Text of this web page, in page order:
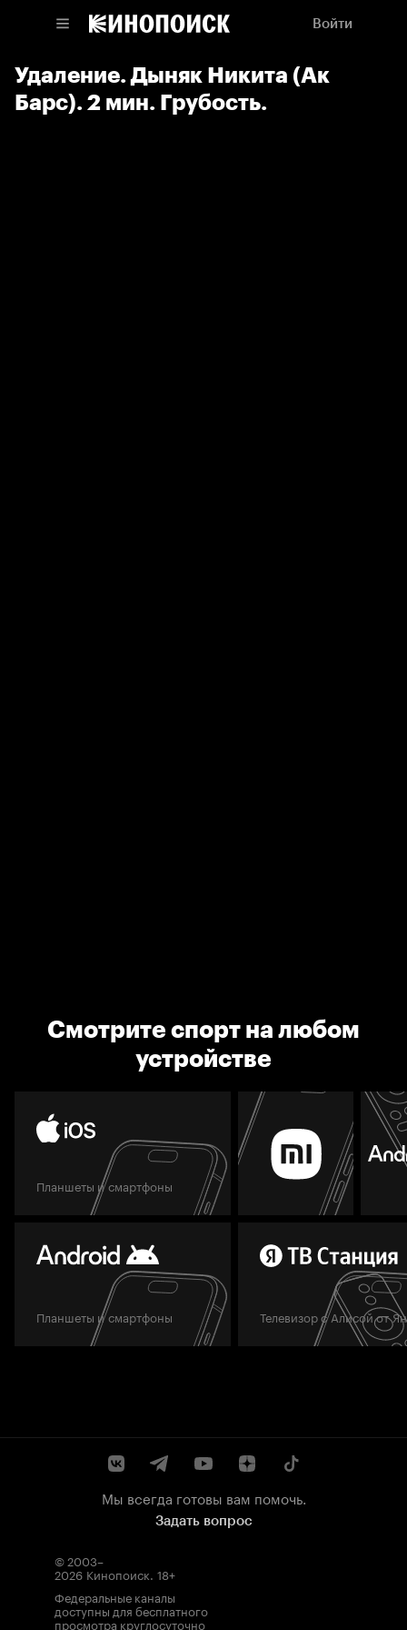
Войти
Удаление. Дыняк Никита (Ак
Барс). 2 мин. Грубость.
Смотрите спорт на любом
устройстве
Планшеты и смартфоны
Планшеты и смартфоны Телевизор с Алисой от
Мы всегда готовы вам помочь.
Задать вопрос
© 2003–
2026 Кинопоиск. 18+
Федеральные каналы
доступны для бесплатного
просмотра круглосуточно